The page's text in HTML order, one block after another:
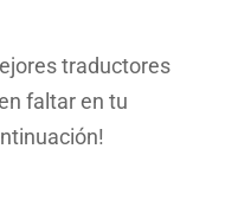
traductores
faltar en tu